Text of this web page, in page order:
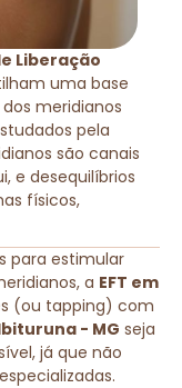
Liberação
uma base
meridianos
pela
são canais
e desequilíbrios
físicos,
para estimular
a EFT em
(ou tapping) com
- MG seja
já que não